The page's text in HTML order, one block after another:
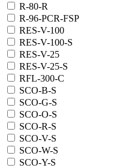
R-80-R
R-96-PCR-FSP
RES-V-100
RES-V-100-S
RES-V-25
RES-V-25-S
RFL-300-C
SCO-B-S
SCO-G-S
SCO-O-S
SCO-R-S
SCO-V-S
SCO-W-S
SCO-Y-S